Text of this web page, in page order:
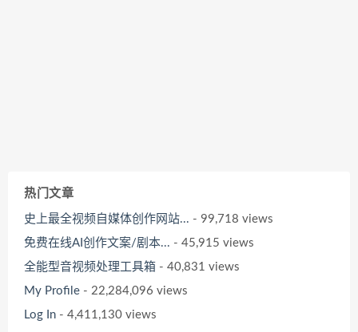
热门文章
史上最全视频自媒体创作网站... - 99,718 views
免费在线AI创作文案/剧本... - 45,915 views
全能型音视频处理工具箱 - 40,831 views
My Profile - 22,284,096 views
Log In - 4,411,130 views